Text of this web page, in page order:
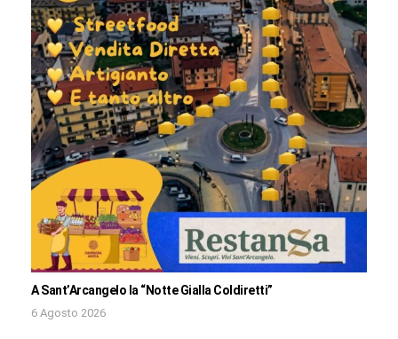
A Sant’Arcangelo la “Notte Gialla Coldiretti”
6 Agosto 2026